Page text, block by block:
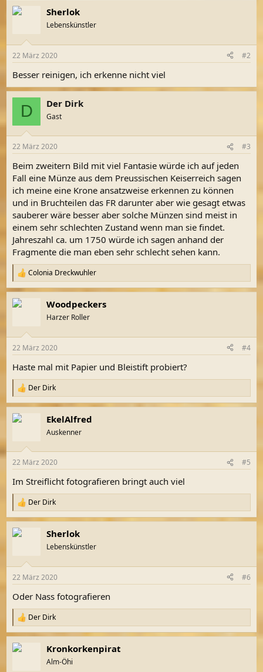
Sherlok
Lebenskünstler
22 März 2020 #2
Besser reinigen, ich erkenne nicht viel
D Der Dirk
Gast
22 März 2020 #3
Beim zweitern Bild mit viel Fantasie würde ich auf jeden
Fall eine Münze aus dem Preussischen Keiserreich sagen
ich meine eine Krone ansatzweise erkennen zu können
und in Bruchteilen das FR darunter aber wie gesagt etwas
sauberer wäre besser aber solche Münzen sind meist in
einem sehr schlechten Zustand wenn man sie findet.
Jahreszahl ca. um 1750 würde ich sagen anhand der
Fragmente die man eben sehr schlecht sehen kann.
R
e
a
k
e
:
Colonia Dreckwuhler
Woodpeckers
Harzer Roller
22 März 2020 #4
Haste mal mit Papier und Bleistift probiert?
R
e
a
k
e
:
Der Dirk
EkelAlfred
Auskenner
22 März 2020 #5
Im Streiflicht fotografieren bringt auch viel
R
e
a
k
e
:
Der Dirk
Sherlok
Lebenskünstler
22 März 2020 #6
Oder Nass fotografieren
R
e
a
k
Der Dirk
Kronkorkenpirat
Alm-Öhi